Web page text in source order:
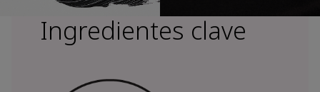
Ingredientes clave